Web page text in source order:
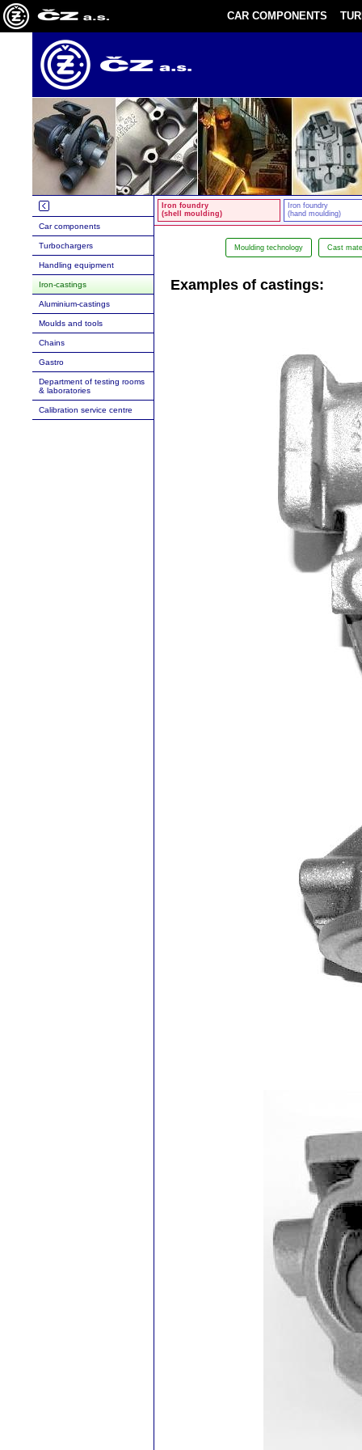
CAR COMPONENTS
Car components
Turbochargers
Handling equipment
Iron-castings
Aluminium-castings
Moulds and tools
Chains
Gastro
Department of testing rooms
& laboratories
Calibration service centre
Iron foundry
(shell moulding)
Iron foundry
(hand moulding)
Moulding technology Cast
Examples of castings: